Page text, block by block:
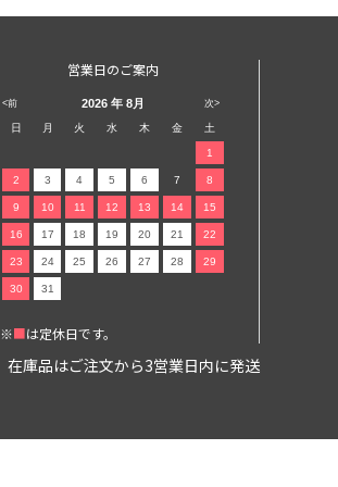
営業日のご案内
<前 次>
2026 年 8月
日 月 火 水 木 金 土
1
2 3 4 5 6 7 8
9 10 11 12 13 14 15
16 17 18 19 20 21 22
23 24 25 26 27 28 29
30 31
※■は定休日です。
在庫品はご注文から3営業日内に発送